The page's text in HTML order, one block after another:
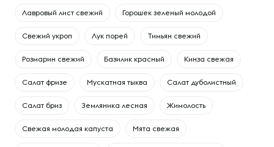
Лавровый лист свежий Горошек зеленый молодой
Свежий укроп Лук порей Тимьян свежий
Розмарин свежий Базилик красный Кинза свежая
Салат фризе Мускатная тыква Салат дуболистный
Салат бриз Земляника лесная Жимолость
Свежая молодая капуста Мята свежая